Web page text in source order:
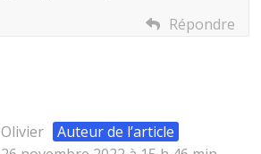
Répondre
Olivier
Auteur de l’article